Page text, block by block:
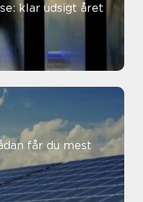
klar udsigt året